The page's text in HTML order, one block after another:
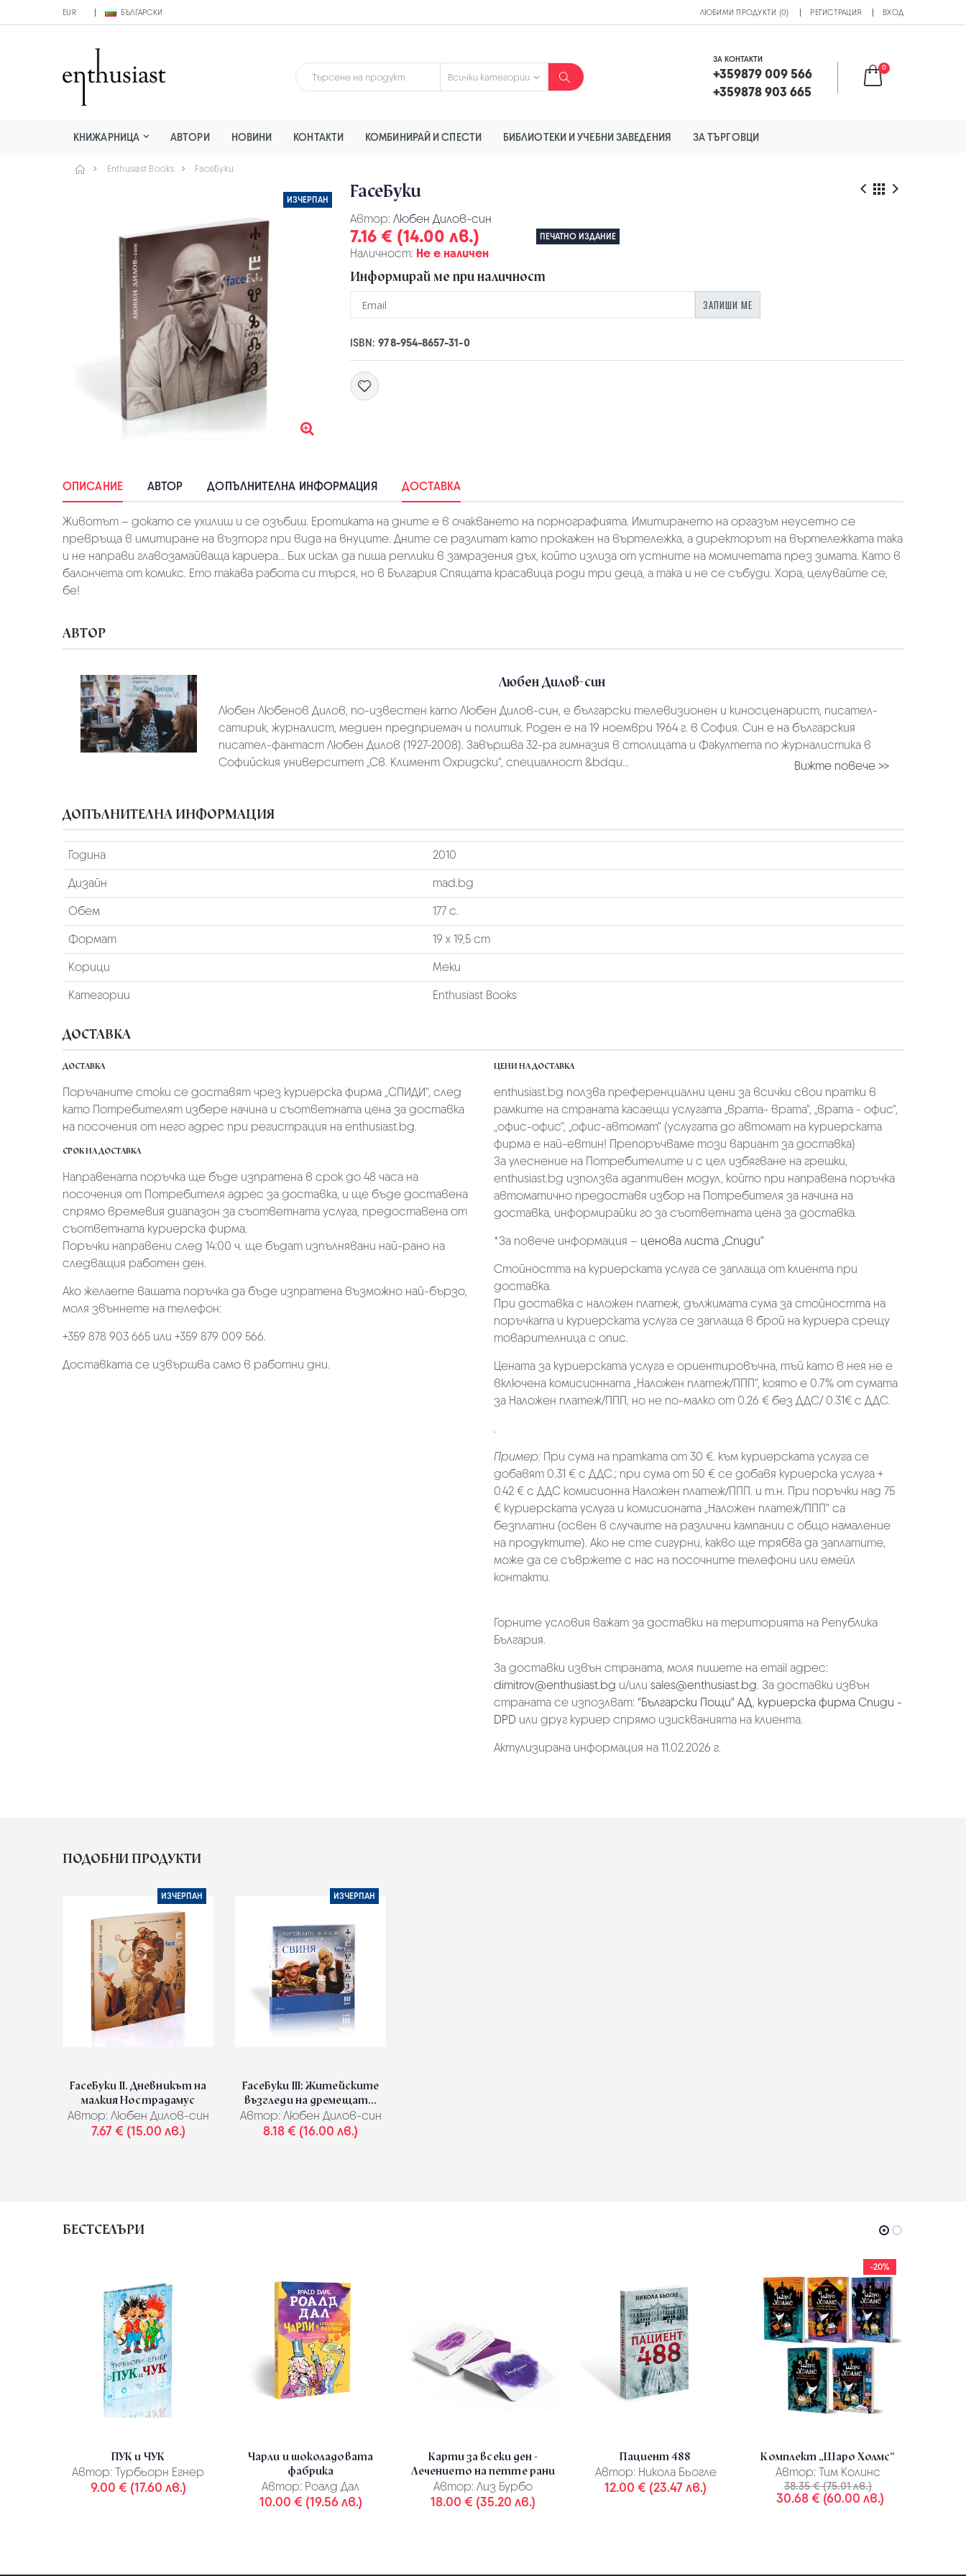
EUR БЪЛГАРСКИ ЛЮБИМИ ПРОДУКТИ (0) РЕГИСТРАЦИЯ ВХОД
ЗА КОНТАКТИ
+359879 009 566
+359878 903 665
0
КНИЖАРНИЦА АВТОРИ НОВИНИ КОНТАКТИ КОМБИНИРАЙ И СПЕСТИ БИБЛИОТЕКИ И УЧЕБНИ ЗАВЕДЕНИЯ ЗА ТЪРГОВЦИ
Enthusiast Books FaceБуки
ИЗЧЕРПАН FaceБуки
Автор: Любен Дилов-син
7.16 € (14.00 лв.) ПЕЧАТНО ИЗДАНИЕ
Наличност: Не е наличен
Информирай ме при наличност
ЗАПИШИ МЕ
ISBN:978-954-8657-31-0
ОПИСАНИЕ АВТОР ДОПЪЛНИТЕЛНА ИНФОРМАЦИЯ ДОСТАВКА
Животът – докато се ухилиш и се озъбиш. Еротиката на дните е в очакването на порнографията. Имитирането на оргазъм неусетно се
превръща в имитиране на възторг при вида на внуците. Дните се разлитат като прокажен на въртележка, а директорът на въртележката така
и не направи главозамайваща кариера... Бих искал да пиша реплики в замразения дъх, който излиза от устните на момичетата през зимата. Като в
балончета от комикс. Ето такава работа си търся, но в България Спящата красавица роди три деца, а така и не се събуди. Хора, целувайте се,
бе!
АВТОР
Любен Дилов-син
Любен Любенов Дилов, по-известен като Любен Дилов-син, е български телевизионен и киносценарист, писател-
сатирик, журналист, медиен предприемач и политик. Роден е на 19 ноември 1964 г. в София. Син е на българския
писател-фантаст Любен Дилов (1927-2008). Завършва 32-ра гимназия в столицата и Факултета по журналистика в
Софийския университет „Св. Климент Охридски“, специалност &bdqu...
Вижте повече >>
ДОПЪЛНИТЕЛНА ИНФОРМАЦИЯ
Година
2010
Дизайн
mad.bg
Обем
177 с.
Формат
19 х 19,5 cm
Корици
Меки
Категории
Enthusiast Books
ДОСТАВКА
ДОСТАВКА
Поръчаните стоки се доставят чрез куриерскa фирмa „СПИДИ“, след
като Потребителят избере начина и съответната цена за доставка
на посочения от него адрес при регистрация на enthusiast.bg.
СРОК НА ДОСТАВКА
Направената поръчка ще бъде изпратена в срок до 48 часа на
посочения от Потребителя адрес за доставка, и ще бъде доставена
спрямо времевия диапазон за съответната услуга, предоставена от
съответната куриерска фирма.
Поръчки направени след 14:00 ч. ще бъдат изпълнявани най-рано на
следващия работен ден.
Ако желаете вашата поръчка да бъде изпратена възможно най-бързо,
моля звъннете на телефон:
+359 878 903 665 или +359 879 009 566.
Доставката се извършва само в работни дни.
ЦЕНИ НА ДОСТАВКА
enthusiast.bg ползва преференциални цени за всички свои пратки в
рамките на страната касаещи услугата „врата- врата“, „врата - офис“,
„oфис-офис“, „офис-автомат“ (услугата до автомат на куриерската
фирма е най-евтин! Препоръчваме този вариант за доставка)
За улеснение на Потребителите и с цел избягване на грешки,
enthusiast.bg използва адаптивен модул, който при направена поръчка
автоматично предоставя избор на Потребителя за начина на
доставка, информирайки го за съответната цена за доставка.
*За повече информация – ценова листа „Спиди“
Стойността на куриерската услуга се заплаща от клиента при
доставка.
При доставка с наложен платеж, дължимата сума за стойността на
поръчката и куриерската услуга се заплаща в брой на куриера срещу
товарителница с опис.
Цената за куриерската услуга е ориентировъчна, тъй като в нея не е
включена комисионната „Наложен платеж/ППП“, която е 0.7% от сумата
за Наложен платеж/ППП, но не по-малко от 0.26 € без ДДС/ 0.31€ с ДДС.
.
Пример: При сума на пратката от 30 €. към куриерската услуга се
добавят 0.31 € с ДДС.; при сума от 50 € се добавя куриерска услуга +
0.42 € с ДДС комисионна Наложен платеж/ППП. и т.н. При поръчки над 75
€ куриерската услуга и комисионата „Наложен платеж/ППП“ са
безплатни (освен в случаите на различни кампании с общо намаление
на продуктите). Ако не сте сигурни, какво ще трябва да заплатите,
може да се съвржете с нас на посочните телефони или емейл
контакти.
Горните условия важат за доставки на територията на Република
България.
За доставки извън страната, моля пишете на email адрес:
dimitrov@enthusiast.bg и/или sales@enthusiast.bg. За доставки извън
страната се изпозлват: "Български Пощи" АД, куриерска фирма Спиди -
DPD или друг куриер спрямо изискванията на клиента.
Актулизирана информация на 11.02.2026 г.
ПОДОБНИ ПРОДУКТИ
ИЗЧЕРПАН
FaceБуки II. Дневникът на
малкия Нострадамус
Автор: Любен Дилов-син
7.67 € (15.00 лв.)
ИЗЧЕРПАН
FaceБуки III: Житейските
възгледи на дремещат...
Автор: Любен Дилов-син
8.18 € (16.00 лв.)
БЕСТСЕЛЪРИ
ПУК и ЧУК
Автор: Турбьорн Егнер
9.00 € (17.60 лв.)
Чарли и шоколадовата
фабрика
Автор: Роалд Дал
10.00 € (19.56 лв.)
Карти за всеки ден -
Лечението на петте рани
Автор: Лиз Бурбо
18.00 € (35.20 лв.)
Пациент 488
Автор: Никола Бьогле
12.00 € (23.47 лв.)
-20%
Комплект „Шаро Холмс“
Автор: Тим Колинс
38.35 € (75.01 лв.)
30.68 € (60.00 лв.)